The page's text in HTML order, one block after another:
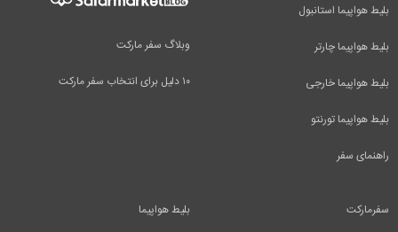
وبلاگ سفر مارکت
۱۰ دلیل برای انتخاب سفر مارکت
بلیط هواپیما استانبول
بلیط هواپیما چارتر
بلیط هواپیما خارجی
بلیط هواپیما تورنتو
راهنمای سفر
بلیط هواپیما سفرمارکت